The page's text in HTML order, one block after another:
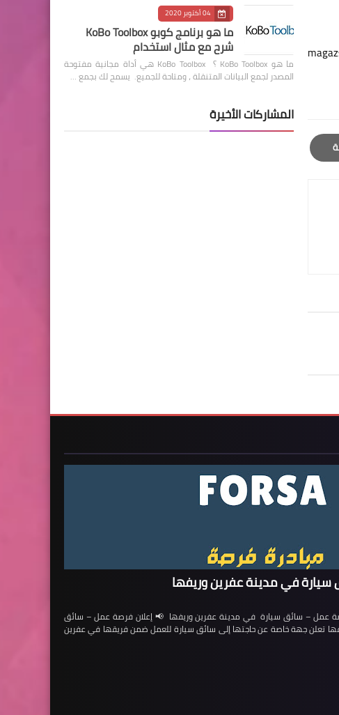
04 أكتوبر 2020
ما هو برنامج كوبو KoBo Toolbox
شرح مع مثال استخدام
ما هو KoBo Toolbox ؟ KoBo Toolbox هي أداة مجانية مفتوحة
المصدر لجمع البيانات المتنقلة ، ومتاحة للجميع. يسمح لك بجمع …
المشاركات الأخيرة
في مدينة عفرين وريفها
– سائق سيارة في مدينة عفرين وريفها 📢 إعلان فرصة عمل – سائق
تعلن جهة خاصة عن حاجتها إلى سائق سيارة للعمل ضمن فريقها في عفرين